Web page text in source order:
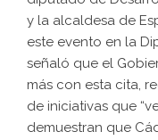
y la alcaldesa de
este evento en la
señaló que el
más con esta cita,
de iniciativas que
demuestran que